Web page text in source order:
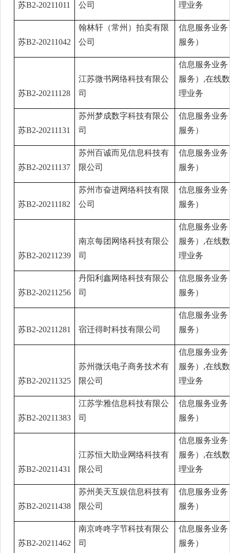
苏B2-20211011
公司
理业务
苏B2-20211042
翰林轩（常州）拍卖有限
公司
信息服务业
服务）
苏B2-20211128
江苏微书网络科技有限公
司
信息服务业
服务）,在线
理业务
苏B2-20211131
苏州梦成数字科技有限公
司
信息服务业
服务）
苏B2-20211137
苏州百诚而见信息科技有
限公司
信息服务业
服务）
苏B2-20211182
苏州市奋进网络科技有限
公司
信息服务业
服务）
苏B2-20211239
南京每团网络科技有限公
司
信息服务业
服务）,在线
理业务
苏B2-20211256
丹阳利鑫网络科技有限公
司
信息服务业
服务）
苏B2-20211281 宿迁得时科技有限公司
信息服务业
服务）
苏B2-20211325
苏州微沃电子商务技术有
限公司
信息服务业
服务）,在线
理业务
苏B2-20211383
江苏学雅信息科技有限公
司
信息服务业
服务）
苏B2-20211431
江苏恒大助业网络科技有
限公司
信息服务业
服务）,在线
理业务
苏B2-20211438
苏州美天互娱信息科技有
限公司
信息服务业
服务）
苏B2-20211462
南京咚咚字节科技有限公
司
信息服务业
服务）